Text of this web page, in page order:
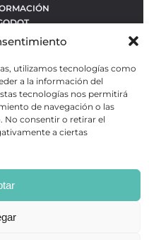
utilizamos tecnologías como
a la información del
tecnologías nos permitirá
de navegación o las
No consentir o retirar el
a ciertas
OBRAS
DE OBRAS
de Madrid, gratuita y
además de otros
de ocio de la capital.